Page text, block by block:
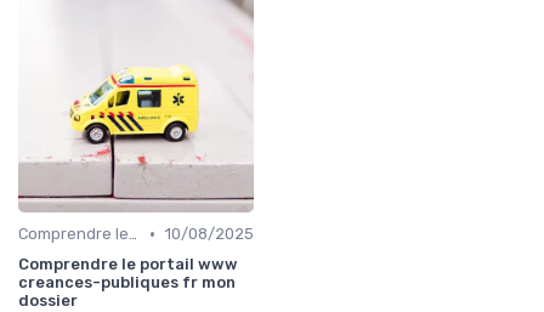
Comprendre le Recouvrement de Créances • 10/08/2025
Comprendre le portail www
creances-publiques fr mon
dossier